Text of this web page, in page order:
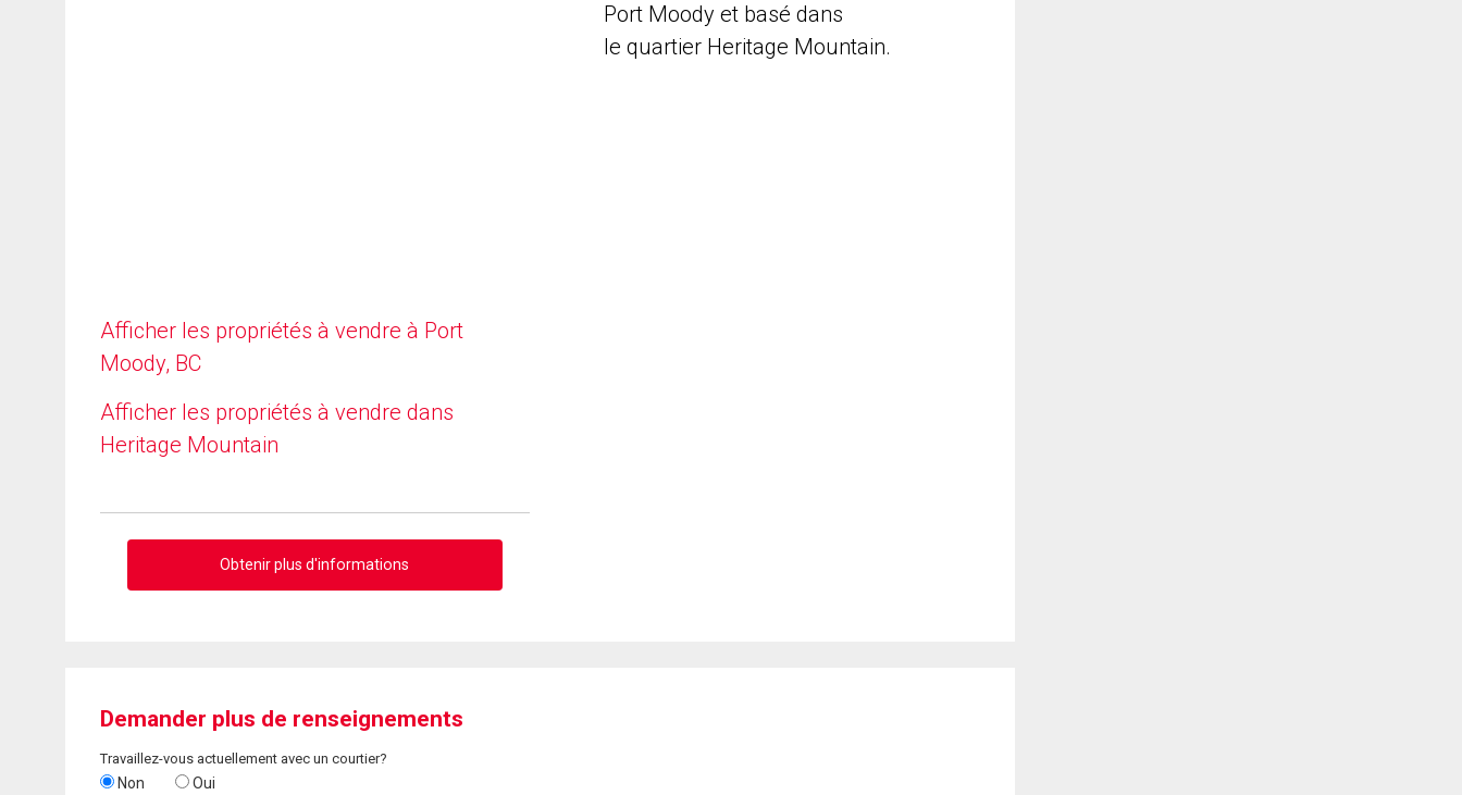
Afficher les propriétés à vendre à Port
Moody, BC
Afficher les propriétés à vendre dans
Heritage Mountain
Obtenir plus d'informations
Port Moody et basé dans
le quartier Heritage Mountain.
Demander plus de renseignements
Travaillez-vous actuellement avec un courtier?
Non Oui